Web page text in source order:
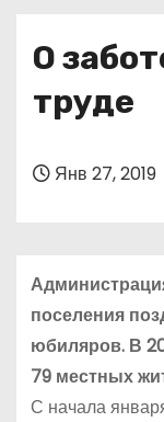
О
труде
Янв 27, 2019
поселения
юбиляров. В
79 местных
С начала